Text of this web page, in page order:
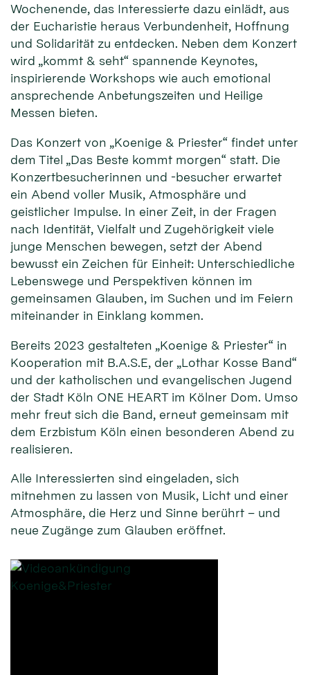
Wochenende, das Interessierte dazu einlädt, aus
der Eucharistie heraus Verbundenheit, Hoffnung
und Solidarität zu entdecken. Neben dem Konzert
wird „kommt & seht“ spannende Keynotes,
inspirierende Workshops wie auch emotional
ansprechende Anbetungszeiten und Heilige
Messen bieten.
Das Konzert von „Koenige & Priester“ findet unter
dem Titel „Das Beste kommt morgen“ statt. Die
Konzertbesucherinnen und -besucher erwartet
ein Abend voller Musik, Atmosphäre und
geistlicher Impulse. In einer Zeit, in der Fragen
nach Identität, Vielfalt und Zugehörigkeit viele
junge Menschen bewegen, setzt der Abend
bewusst ein Zeichen für Einheit: Unterschiedliche
Lebenswege und Perspektiven können im
gemeinsamen Glauben, im Suchen und im Feiern
miteinander in Einklang kommen.
Bereits 2023 gestalteten „Koenige & Priester“ in
Kooperation mit B.A.S.E, der „Lothar Kosse Band“
und der katholischen und evangelischen Jugend
der Stadt Köln ONE HEART im Kölner Dom. Umso
mehr freut sich die Band, erneut gemeinsam mit
dem Erzbistum Köln einen besonderen Abend zu
realisieren.
Alle Interessierten sind eingeladen, sich
mitnehmen zu lassen von Musik, Licht und einer
Atmosphäre, die Herz und Sinne berührt – und
neue Zugänge zum Glauben eröffnet.